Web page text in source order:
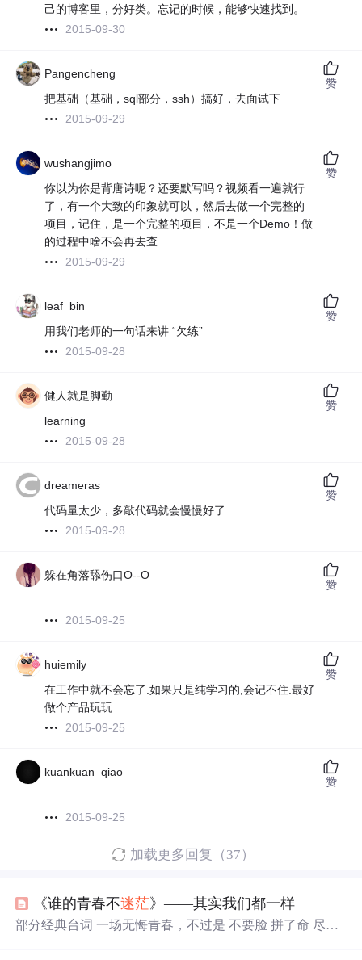
己的博客里，分好类。忘记的时候，能够快速找到。
2015-09-30
Pangencheng
把基础（基础，sql部分，ssh）搞好，去面试下
2015-09-29
赞
wushangjimo
你以为你是背唐诗呢？还要默写吗？视频看一遍就行
了，有一个大致的印象就可以，然后去做一个完整的
项目，记住，是一个完整的项目，不是一个Demo！做
的过程中啥不会再去查
2015-09-29
赞
leaf_bin
用我们老师的一句话来讲 “欠练”
2015-09-28
赞
健人就是脚勤
learning
2015-09-28
赞
dreameras
代码量太少，多敲代码就会慢慢好了
2015-09-28
赞
躲在角落舔伤口O--O
2015-09-25
赞
huiemily
在工作中就不会忘了.如果只是纯学习的,会记不住.最好
做个产品玩玩.
2015-09-25
赞
kuankuan_qiao
2015-09-25
赞
加载更多回复（37）
《谁的青春不迷茫》——其实我们都一样
部分经典台词 一场无悔青春，不过是 不要脸 拼了命 尽了